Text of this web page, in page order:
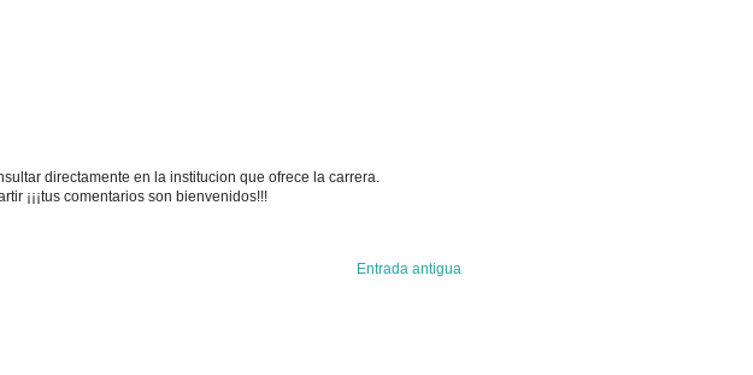
directamente en la institucion que ofrece la carrera.
¡¡¡tus comentarios son bienvenidos!!!
Entrada antigua